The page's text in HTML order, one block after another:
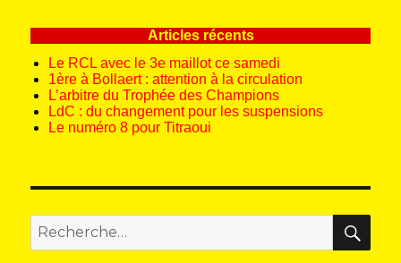
Articles récents
Le RCL avec le 3e maillot ce samedi
1ère à Bollaert : attention à la circulation
L’arbitre du Trophée des Champions
LdC : du changement pour les suspensions
Le numéro 8 pour Titraoui
Recherche
pour
: